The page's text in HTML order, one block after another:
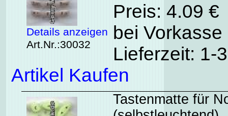
Details anzeigen
Art.Nr.:30032
Preis: 4.09
bei
Lieferzeit: 1-
Artikel Kaufen
Tastenmatte für